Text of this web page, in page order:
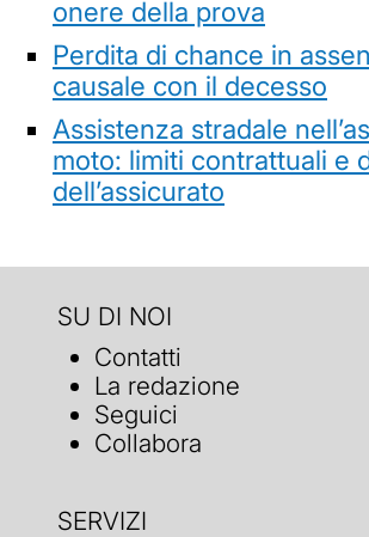
onere della prova
Perdita di chance in
causale con il decesso
Assistenza stradale
moto: limiti contrattuali e
dell’assicurato
SU DI NOI
Contatti
La redazione
Seguici
Collabora
SERVIZI